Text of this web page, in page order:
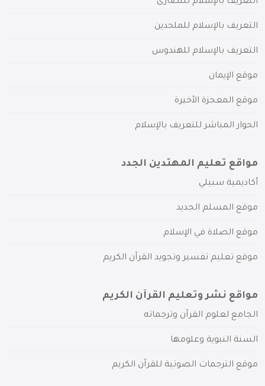
التعريف بالإسلام للملحدين
التعريف بالإسلام للهندوس
موقع الإيمان
موقع المعجزة الأخيرة
الحوار المباشر للتعريف بالإسلام
مواقع تعليم المهتدين الجدد
أكاديمية سبيلي
موقع المسلم الجديد
موقع الصلاة في الإسلام
موقع تعليم تفسير وتجويد القرآن الكريم
مواقع نشر وتعليم القرآن الكريم
الجامع لعلوم القرآن وترجماته
السنة النبوية وعلومها
موقع الترجمات الصوتية للقرآن الكريم